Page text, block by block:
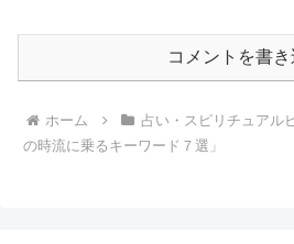
コメントを書き
ホーム 占い・スピリチュアル
の時流に乗るキーワード７選」